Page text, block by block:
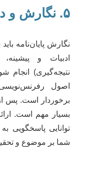
۵. نگارش و دفاع موفقیت‌آمیز
نگارش پایان‌نامه
ادبیات و
نتیجه‌گیری) انجام
برخوردار است. پس
بسیار مهم است.
توانایی پاسخگویی
شما بر موضوع و